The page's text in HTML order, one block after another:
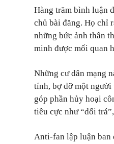
Hàng trăm bình luận
chủ bài đăng. Họ chỉ
những bức ảnh thân
minh được mối quan
Những cư dân mạng
tính, bợ đỡ một người
góp phần hủy hoại
tiêu cực như “dối
Anti-fan lập luận ban